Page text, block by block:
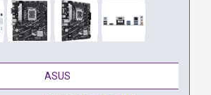
ASUS